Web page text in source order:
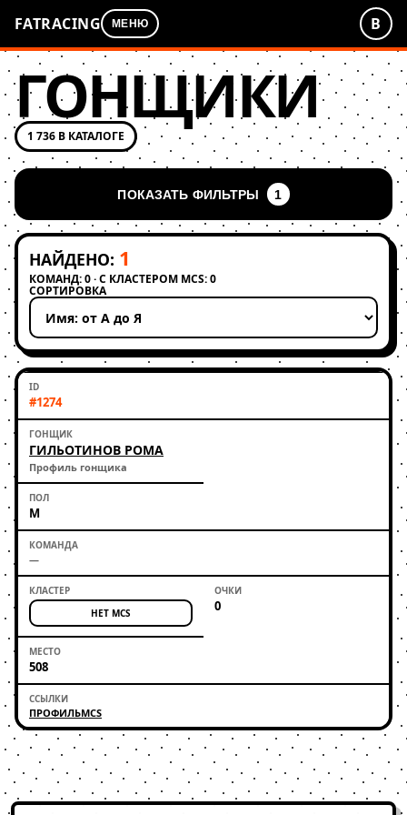
FATRACING МЕНЮ В
ГОНЩИКИ
1 736 В КАТАЛОГЕ
ПОКАЗАТЬ ФИЛЬТРЫ 1
НАЙДЕНО: 1
КОМАНД: 0 · С КЛАСТЕРОМ MCS: 0
СОРТИРОВКА
Применить сортировку
#1274
ГИЛЬОТИНОВ РОМА
Профиль гонщика
М
—
НЕТ MCS 0
508
ПРОФИЛЬMCS